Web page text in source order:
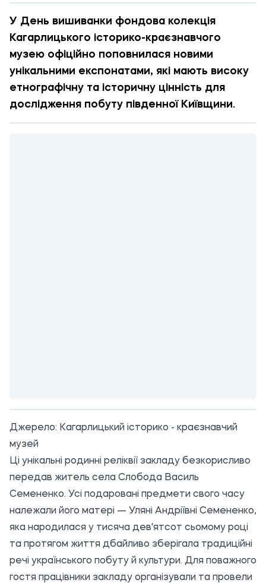
У День вишиванки фондова колекція
Кагарлицького історико-краєзнавчого
музею офіційно поповнилася новими
унікальними експонатами, які мають високу
етнографічну та історичну цінність для
дослідження побуту південної Київщини.
Джерело: Кагарлицький історико - краєзнавчий
музей
Ці унікальні родинні реліквії закладу безкорисливо
передав житель села Слобода Василь
Семененко. Усі подаровані предмети свого часу
належали його матері — Уляні Андріївні Семененко,
яка народилася у тисяча дев'ятсот сьомому році
та протягом життя дбайливо зберігала традиційні
речі українського побуту й культури. Для поважного
гостя працівники закладу організували та провели